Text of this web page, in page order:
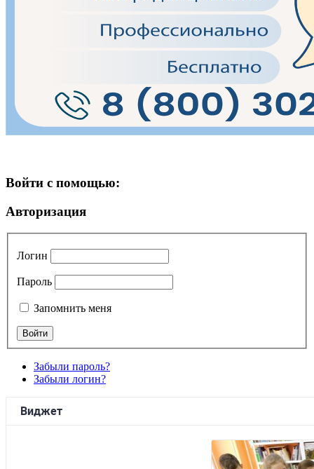
Войти с помощью:
Авторизация
Логин
Пароль
Запомнить меня
Забыли пароль?
Забыли логин?